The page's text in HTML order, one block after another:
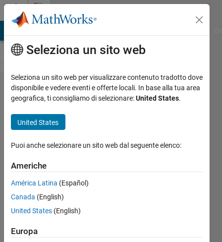
Vai al contenuto
File
Exchange
Three-
Phase
(180
Mode)
This simulation is properly
working only in MATLAB 2017
and higher version of MATLAB
Dr. Abid Mansuri
Seleziona un sito web
Seleziona un sito web per visualizzare contenuto tradotto dove
disponibile e vedere eventi e offerte locali. In base alla tua area
geografica, ti consigliamo di selezionare:United States.
United States
Puoi anche selezionare un sito web dal seguente elenco:
Americhe
América Latina (Español)
Canada (English)
United States (English)
Europa